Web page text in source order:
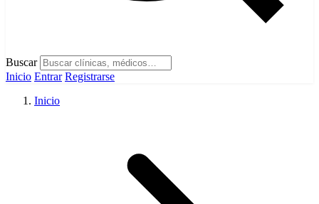
Buscar
Inicio Entrar Registrarse
Inicio